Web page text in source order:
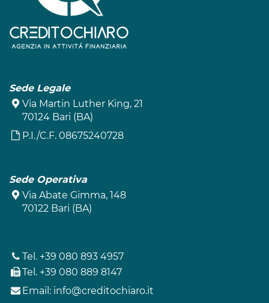
Sede Legale
Via Martin Luther King, 21
70124 Bari (BA)
P.I./C.F. 08675240728
Sede Operativa
Via Abate Gimma, 148
70122 Bari (BA)
Tel. +39 080 893 4957
Tel. +39 080 889 8147
Email: info@creditochiaro.it